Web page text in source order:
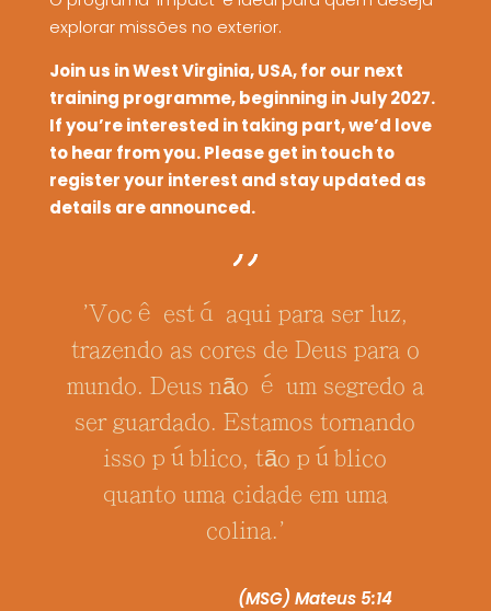
explorar missões no exterior.
Join us in West Virginia, USA, for our next
training programme, beginning in July 2027.
If you’re interested in taking part, we’d love
to hear from you. Please get in touch to
register your interest and stay updated as
details are announced.
'Você está aqui para ser luz,
trazendo as cores de Deus para o
mundo. Deus não é um segredo a
ser guardado. Estamos tornando
isso público, tão público
quanto uma cidade em uma
colina.'
(MSG) Mateus 5:14